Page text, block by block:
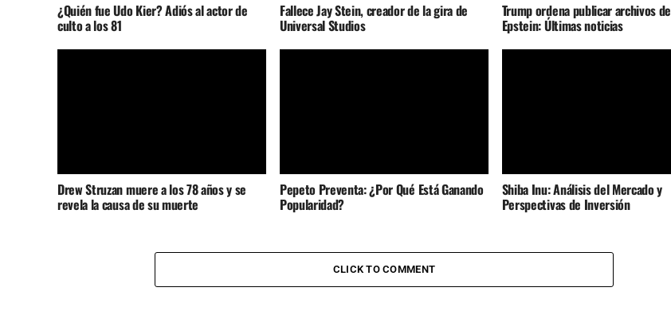
¿Quién fue Udo Kier? Adiós al actor de
culto a los 81
Fallece Jay Stein, creador de la gira de
Universal Studios
Trump ordena publicar archivos de
Epstein: Últimas noticias
Drew Struzan muere a los 78 años y se
revela la causa de su muerte
Pepeto Preventa: ¿Por Qué Está Ganando
Popularidad?
Shiba Inu: Análisis del Mercado y
Perspectivas de Inversión
CLICK TO COMMENT